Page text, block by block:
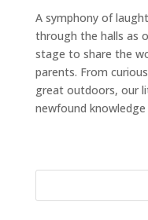
A symphony of
through the halls as
stage to share the
parents. From
great outdoors, our
newfound